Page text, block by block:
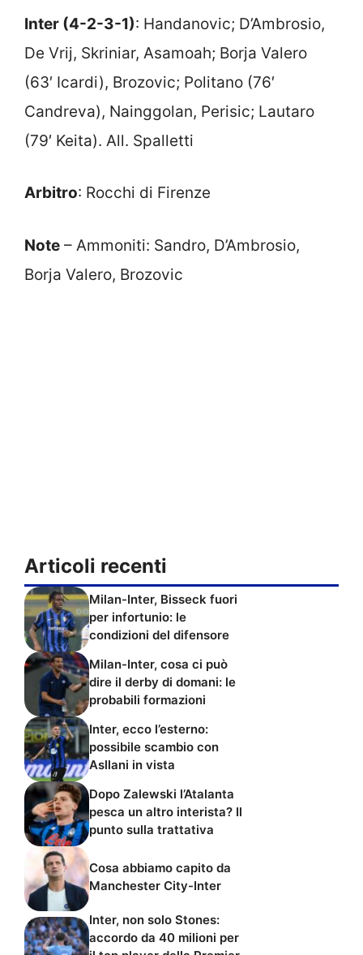
Inter (4-2-3-1): Handanovic; D’Ambrosio,
De Vrij, Skriniar, Asamoah; Borja Valero
(63′ Icardi), Brozovic; Politano (76′
Candreva), Nainggolan, Perisic; Lautaro
(79′ Keita). All. Spalletti
Arbitro: Rocchi di Firenze
Note – Ammoniti: Sandro, D’Ambrosio,
Borja Valero, Brozovic
Articoli recenti
Milan-Inter, Bisseck fuori
per infortunio: le
condizioni del difensore
Milan-Inter, cosa ci può
dire il derby di domani: le
probabili formazioni
Inter, ecco l’esterno:
possibile scambio con
Asllani in vista
Dopo Zalewski l’Atalanta
pesca un altro interista? Il
punto sulla trattativa
Cosa abbiamo capito da
Manchester City-Inter
Inter, non solo Stones:
accordo da 40 milioni per